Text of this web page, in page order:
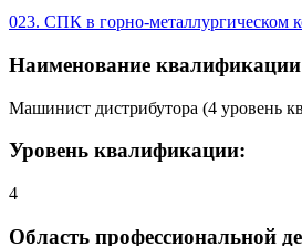
023. СПК в горно-металлургическом
Наименование
Машинист дистрибутора (4 уровень
Уровень квалификации:
4
Область профессиональной